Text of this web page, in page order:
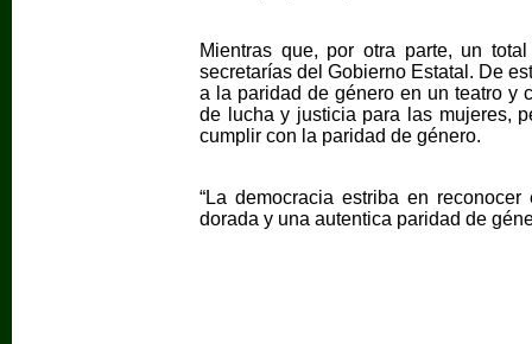
Mientras que, por otra parte, un
secretarías del Gobierno Estatal. De
a la paridad de género en un teatro y
de lucha y justicia para las mujeres,
cumplir con la paridad de género.
“La democracia estriba en
dorada y una autentica paridad de